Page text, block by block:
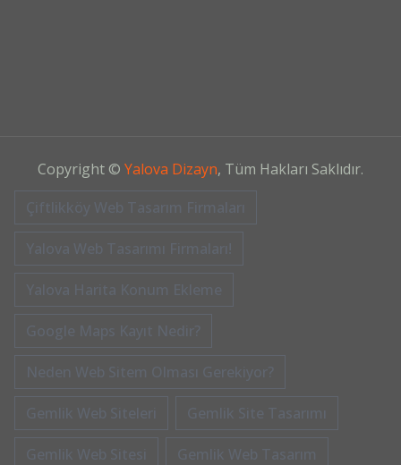
Copyright © Yalova Dizayn, Tüm Hakları Saklıdır.
Çiftlikköy Web Tasarım Firmaları
Yalova Web Tasarımı Firmaları!
Yalova Harita Konum Ekleme
Google Maps Kayıt Nedir?
Neden Web Sitem Olması Gerekiyor?
Gemlik Web Siteleri Gemlik Site Tasarımı
Gemlik Web Sitesi Gemlik Web Tasarım